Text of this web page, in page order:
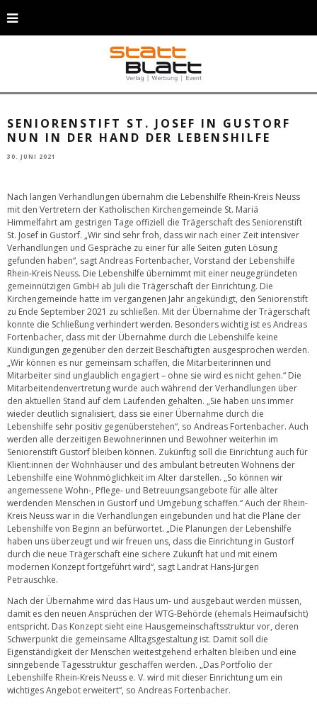
Rainer Stein, Vorsitzender Aufsichtsrat Lebenshilfe Rhein-Kreis Neuss e. V.;
Friedrich Backhausen, Vertreter Kirchenvorstand St. Mariä Himmelfahrt;
Susanne Burckart, Vertreterin Kirchenvorstand St. Mariä Himmelfahrt;
Andreas Fortenbacher, Vorstand Lebenshilfe Rhein-Kreis Neuss e. V.;
Brigitte Happekotte, Vorsitzende Mitarbeitervertretung St. Josef; André
Rasch, Einrichtungsleiter St. Josef. © Lebenshilfe Rhein-Kreis Neuss e. V.
SENIORENSTIFT ST. JOSEF IN GUSTORF
NUN IN DER HAND DER LEBENSHILFE
30. JUNI 2021
Nach langen Verhandlungen übernahm die Lebenshilfe Rhein-Kreis Neuss
mit den Vertretern der Katholischen Kirchengemeinde St. Mariä
Himmelfahrt am gestrigen Tage offiziell die Trägerschaft des Seniorenstift
St. Josef in Gustorf. „Wir sind sehr froh, dass wir nach einer Zeit intensiver
Verhandlungen und Gespräche zu einer für alle Seiten guten Lösung
gefunden haben“, sagt Andreas Fortenbacher, Vorstand der Lebenshilfe
Rhein-Kreis Neuss. Die Lebenshilfe übernimmt mit einer neugegründeten
gemeinnützigen GmbH ab Juli die Trägerschaft der Einrichtung. Die
Kirchengemeinde hatte im vergangenen Jahr angekündigt, den Seniorenstift
zu Ende September 2021 zu schließen. Mit der Übernahme der Trägerschaft
konnte die Schließung verhindert werden. Besonders wichtig ist es Andreas
Fortenbacher, dass mit der Übernahme durch die Lebenshilfe keine
Kündigungen gegenüber den derzeit Beschäftigten ausgesprochen werden.
„Wir können es nur gemeinsam schaffen, die Mitarbeiterinnen und
Mitarbeiter sind unglaublich engagiert – ohne sie wird es nicht gehen.“ Die
Mitarbeitendenvertretung wurde auch während der Verhandlungen über
den aktuellen Stand auf dem Laufenden gehalten. „Sie haben uns immer
wieder deutlich signalisiert, dass sie einer Übernahme durch die
Lebenshilfe sehr positiv gegenüberstehen“, so Andreas Fortenbacher. Auch
werden alle derzeitigen Bewohnerinnen und Bewohner weiterhin im
Seniorenstift Gustorf bleiben können. Zukünftig soll die Einrichtung auch für
Klient:innen der Wohnhäuser und des ambulant betreuten Wohnens der
Lebenshilfe eine Wohnmöglichkeit im Alter darstellen. „So können wir
angemessene Wohn-, Pflege- und Betreuungsangebote für alle älter
werdenden Menschen in Gustorf und Umgebung schaffen.“ Auch der Rhein-
Kreis Neuss war in die Verhandlungen eingebunden und hat die Pläne der
Lebenshilfe von Beginn an befürwortet. „Die Planungen der Lebenshilfe
haben uns überzeugt und wir freuen uns, dass die Einrichtung in Gustorf
durch die neue Trägerschaft eine sichere Zukunft hat und mit einem
modernen Konzept fortgeführt wird“, sagt Landrat Hans-Jürgen
Petrauschke.
Nach der Übernahme wird das Haus um- und ausgebaut werden müssen,
damit es den neuen Ansprüchen der WTG-Behörde (ehemals Heimaufsicht)
entspricht. Das Konzept sieht eine Hausgemeinschaftsstruktur vor, deren
Schwerpunkt die gemeinsame Alltagsgestaltung ist. Damit soll die
Eigenständigkeit der Menschen weitestgehend erhalten bleiben und eine
sinngebende Tagesstruktur geschaffen werden. „Das Portfolio der
Lebenshilfe Rhein-Kreis Neuss e. V. wird mit dieser Einrichtung um ein
wichtiges Angebot erweitert“, so Andreas Fortenbacher.